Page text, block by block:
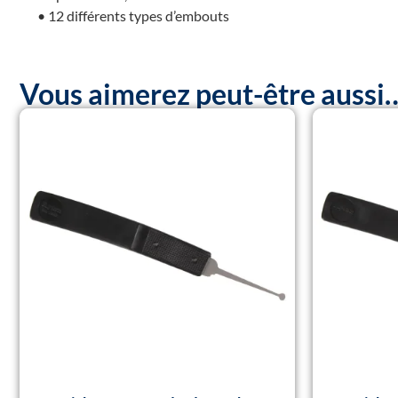
• 12 différents types d’embouts
Vous aimerez peut-être